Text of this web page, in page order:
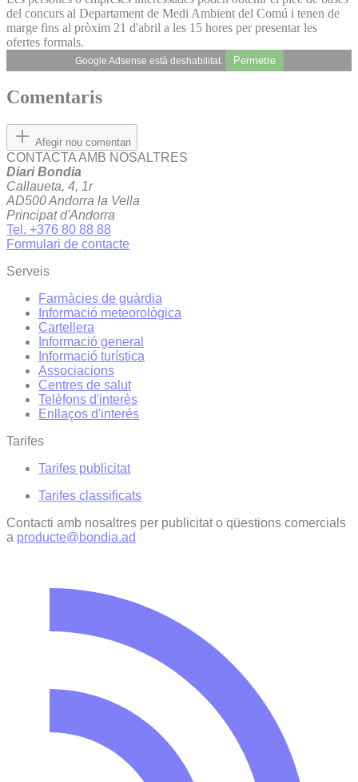
del concurs al Departament de Medi Ambient del Comú i tenen de
marge fins al pròxim 21 d'abril a les 15 hores per presentar les
ofertes formals.
Google Adsense està deshabilitat. Permetre
Comentaris
Afegir nou comentari
CONTACTA AMB NOSALTRES
Diari Bondia
Callaueta, 4, 1r
AD500 Andorra la Vella
Principat d'Andorra
Tel. +376 80 88 88
Formulari de contacte
Serveis
Farmàcies de guàrdia
Informació meteorològica
Cartellera
Informació general
Informació turística
Associacions
Centres de salut
Telèfons d'interès
Enllaços d'interés
Tarifes
Tarifes publicitat
Tarifes classificats
Contacti amb nosaltres per publicitat o qüestions comercials
a producte@bondia.ad